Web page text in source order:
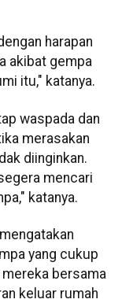
harapan
akibat gempa
itu," katanya.
waspada dan
merasakan
diinginkan.
mencari
katanya.
yang cukup
bersama
keluar rumah